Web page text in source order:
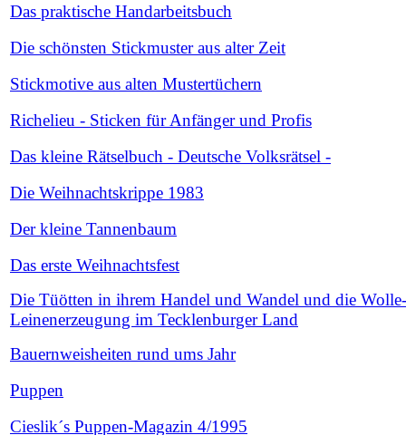
Das praktische Handarbeitsbuch
Die schönsten Stickmuster aus alter Zeit
Stickmotive aus alten Mustertüchern
Richelieu - Sticken für Anfänger und Profis
Das kleine Rätselbuch - Deutsche Volksrätsel -
Die Weihnachtskrippe 1983
Der kleine Tannenbaum
Das erste Weihnachtsfest
Die Tüötten in ihrem Handel und Wandel und die
Leinenerzeugung im Tecklenburger Land
Bauernweisheiten rund ums Jahr
Puppen
Cieslik´s Puppen-Magazin 4/1995